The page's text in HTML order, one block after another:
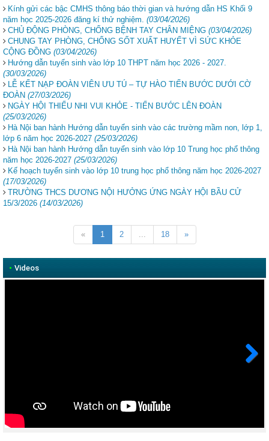
Kính gửi các bậc CMHS thông báo thời gian và hướng dẫn HS Khối 9
năm học 2025-2026 đăng kí thử nghiệm. (03/04/2026)
CHỦ ĐỘNG PHÒNG, CHỐNG BỆNH TAY CHÂN MIỆNG (03/04/2026)
CHUNG TAY PHÒNG, CHỐNG SỐT XUẤT HUYẾT VÌ SỨC KHỎE
CỘNG ĐỒNG (03/04/2026)
Hướng dẫn tuyển sinh vào lớp 10 THPT năm học 2026 - 2027.
(30/03/2026)
LỄ KẾT NẠP ĐOÀN VIÊN ƯU TÚ – TỰ HÀO TIẾN BƯỚC DƯỚI CỜ
ĐOÀN (27/03/2026)
NGÀY HỘI THIẾU NHI VUI KHỎE - TIẾN BƯỚC LÊN ĐOÀN
(25/03/2026)
Hà Nội ban hành Hướng dẫn tuyển sinh vào các trường mầm non, lớp 1,
lớp 6 năm học 2026-2027 (25/03/2026)
Hà Nội ban hành Hướng dẫn tuyển sinh vào lớp 10 Trung học phổ thông
năm học 2026-2027 (25/03/2026)
Kế hoạch tuyển sinh vào lớp 10 trung học phổ thông năm học 2026-2027
(17/03/2026)
TRƯỜNG THCS DƯƠNG NỘI HƯỞNG ỨNG NGÀY HỘI BẦU CỬ
15/3/2026 (14/03/2026)
« 1 2 ... 18 »
• Videos